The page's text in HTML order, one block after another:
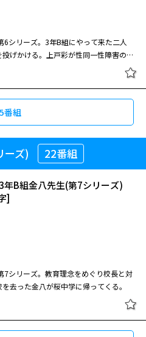
シリーズ。3年B組にやって来た二人
げかける。上戸彩が性同一性障害の生
5番組
金八先生(第6シリーズ)
シリーズ。3年B組にやって来た二人
げかける。上戸彩が性同一性障害の生
字]
ーズ) 22番組
年B組金八先生(第7シリーズ)
]
7シリーズ。教育理念をめぐり校長と対
去った金八が桜中学に帰ってくる。